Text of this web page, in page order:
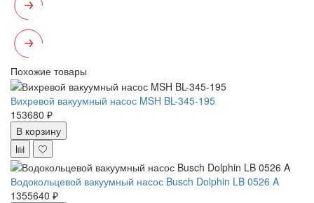
Похожие товары
Вихревой вакуумный насос MSH BL-345-195
153680 ₽
В корзину
Водокольцевой вакуумный насос Busch Dolphin LB 0526 A
1355640 ₽